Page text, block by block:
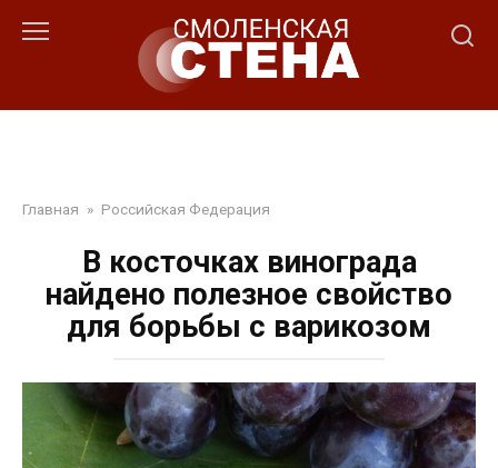
Главная » Российская Федерация
В косточках винограда
найдено полезное свойство
для борьбы с варикозом